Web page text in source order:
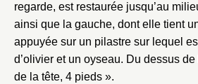
regarde, est restaurée jusqu’au
ainsi que la gauche, dont elle tient
appuyée sur un pilastre sur lequel
d’olivier et un oyseau. Du dessus
de la tête, 4 pieds ».